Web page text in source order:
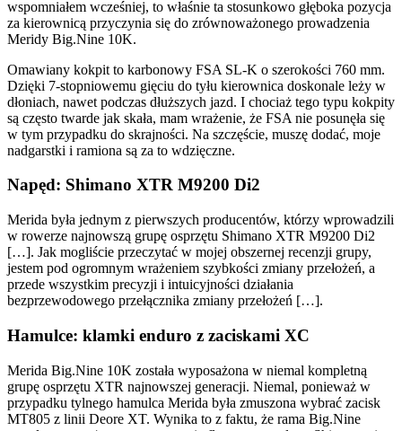
wspomniałem wcześniej, to właśnie ta stosunkowo głęboka pozycja
za kierownicą przyczynia się do zrównoważonego prowadzenia
Meridy Big.Nine 10K.
Omawiany kokpit to karbonowy FSA SL-K o szerokości 760 mm.
Dzięki 7-stopniowemu gięciu do tyłu kierownica doskonale leży w
dłoniach, nawet podczas dłuższych jazd. I chociaż tego typu kokpity
są często twarde jak skała, mam wrażenie, że FSA nie posunęła się
w tym przypadku do skrajności. Na szczęście, muszę dodać, moje
nadgarstki i ramiona są za to wdzięczne.
Napęd: Shimano XTR M9200 Di2
Merida była jednym z pierwszych producentów, którzy wprowadzili
w rowerze najnowszą grupę osprzętu Shimano XTR M9200 Di2
[…]. Jak mogliście przeczytać w mojej obszernej recenzji grupy,
jestem pod ogromnym wrażeniem szybkości zmiany przełożeń, a
przede wszystkim precyzji i intuicyjności działania
bezprzewodowego przełącznika zmiany przełożeń […].
Hamulce: klamki enduro z zaciskami XC
Merida Big.Nine 10K została wyposażona w niemal kompletną
grupę osprzętu XTR najnowszej generacji. Niemal, ponieważ w
przypadku tylnego hamulca Merida była zmuszona wybrać zacisk
MT805 z linii Deore XT. Wynika to z faktu, że rama Big.Nine